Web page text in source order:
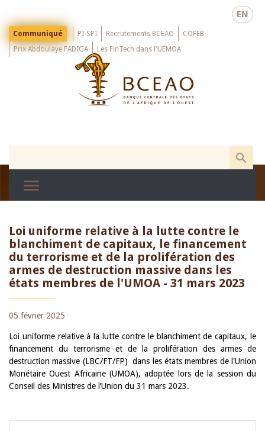
main
EN
Menu
Top
Communiqué PI-SPI Recrutements BCEAO
COFEB
Prix Abdoulaye FADIGA
Les FinTech dans l'UEMOA
Loi uniforme relative à la lutte contre le
blanchiment de capitaux, le financement
du terrorisme et de la prolifération des
armes de destruction massive dans les
états membres de l'UMOA - 31 mars 2023
05 février 2025
Loi uniforme relative à la lutte contre le blanchiment de capitaux, le
financement du terrorisme et de la prolifération des armes de
destruction massive (LBC/FT/FP) dans les états membres de l'Union
Monétaire Ouest Africaine (UMOA), adoptée lors de la session du
Conseil des Ministres de l’Union du 31 mars 2023.